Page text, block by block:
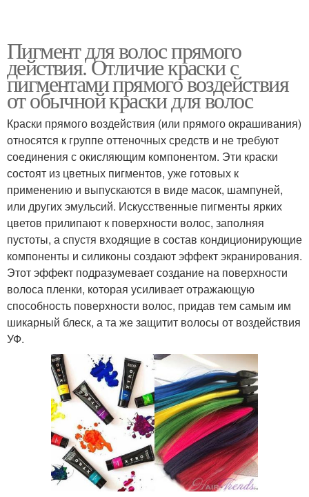
Пигмент для волос прямого
действия. Отличие краски с
пигментами прямого воздействия
от обычной краски для волос
Краски прямого воздействия (или прямого окрашивания)
относятся к группе оттеночных средств и не требуют
соединения с окисляющим компонентом. Эти краски
состоят из цветных пигментов, уже готовых к
применению и выпускаются в виде масок, шампуней,
или других эмульсий. Искусственные пигменты ярких
цветов прилипают к поверхности волос, заполняя
пустоты, а спустя входящие в состав кондиционирующие
компоненты и силиконы создают эффект экранирования.
Этот эффект подразумевает создание на поверхности
волоса пленки, которая усиливает отражающую
способность поверхности волос, придав тем самым им
шикарный блеск, а та же защитит волосы от воздействия
УФ.